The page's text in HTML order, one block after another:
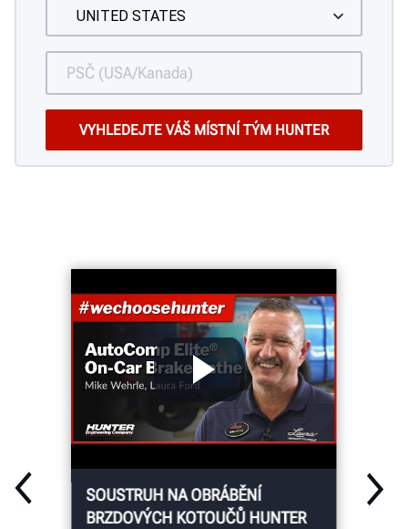
SOUSTRUH NA OBRÁBĚNÍ
BRZDOVÝCH KOTOUČŮ HUNTER